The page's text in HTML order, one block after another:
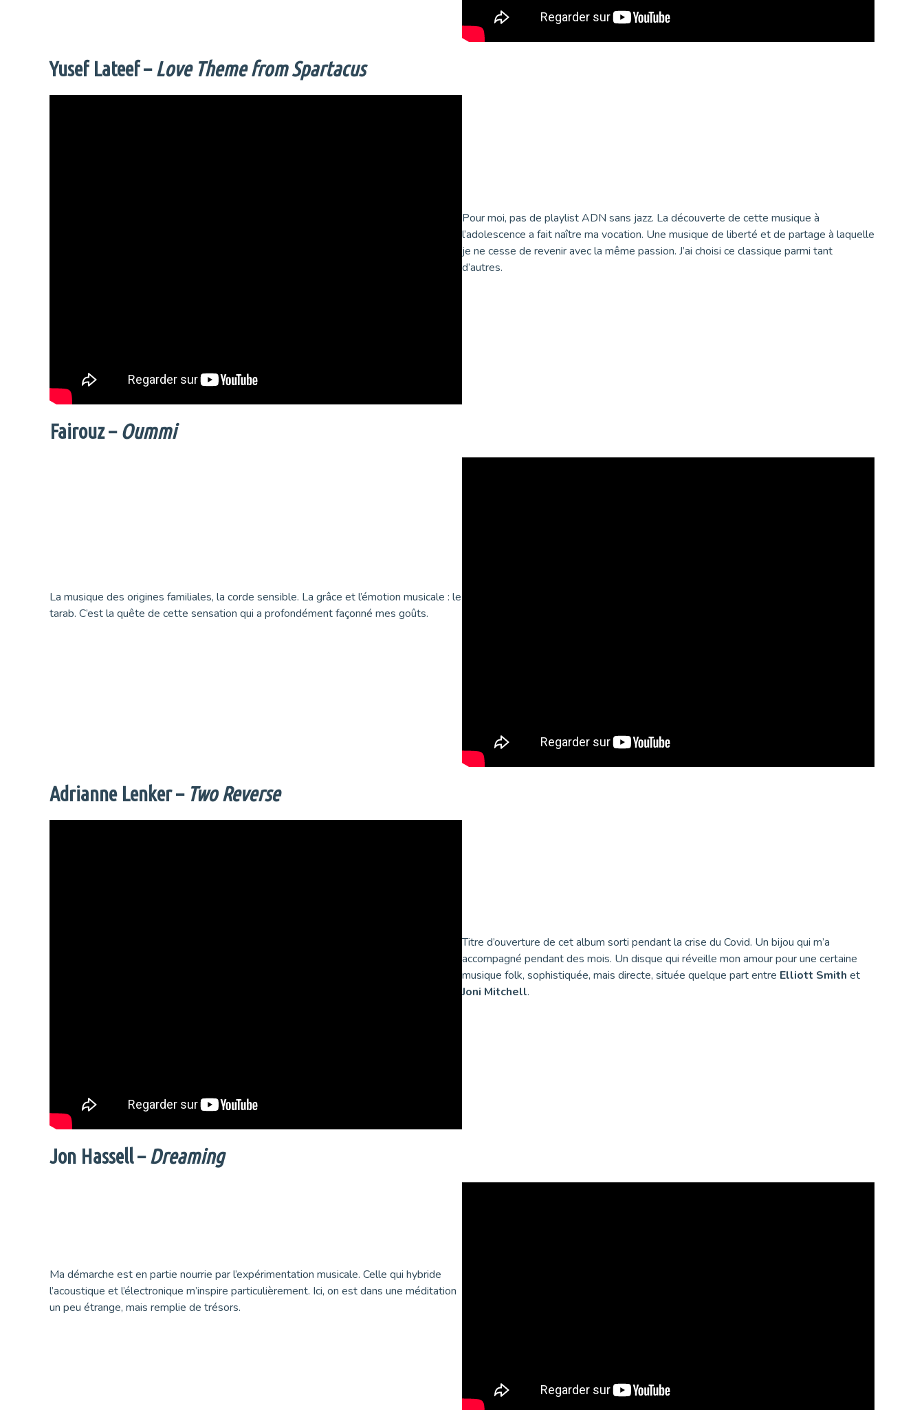
Yusef Lateef –Love Theme from Spartacus
Pour moi, pas de playlist ADN sans jazz. La découverte de cette musique à
l’adolescence a fait naître ma vocation. Une musique de liberté et de partage à laquelle
je ne cesse de revenir avec la même passion. J’ai choisi ce classique parmi tant
d’autres.
Fairouz – Oummi
La musique des origines familiales, la corde sensible. La grâce et l’émotion musicale : le
tarab. C’est la quête de cette sensation qui a profondément façonné mes goûts.
Adrianne Lenker – Two Reverse
Titre d’ouverture de cet album sorti pendant la crise du Covid. Un bijou qui m’a
accompagné pendant des mois. Un disque qui réveille mon amour pour une certaine
musique folk, sophistiquée, mais directe, située quelque part entre Elliott Smith et
Joni Mitchell.
Jon Hassell – Dreaming
Ma démarche est en partie nourrie par l’expérimentation musicale. Celle qui hybride
l’acoustique et l’électronique m’inspire particulièrement. Ici, on est dans une méditation
un peu étrange, mais remplie de trésors.